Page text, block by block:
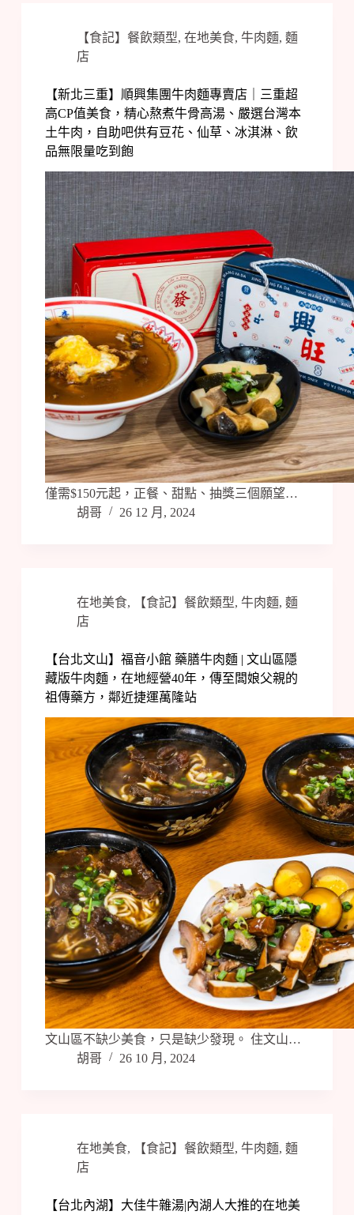
【食記】餐飲類型, 在地美食, 牛肉麵, 麵
店
【新北三重】順興集團牛肉麵專賣店｜三重超
高CP值美食，精心熬煮牛骨高湯、嚴選台灣本
土牛肉，自助吧供有豆花、仙草、冰淇淋、飲
品無限量吃到飽
僅需$150元起，正餐、甜點、抽獎三個願望…
胡哥
26 12 月, 2024
在地美食, 【食記】餐飲類型, 牛肉麵, 麵
店
【台北文山】福音小館 藥膳牛肉麵 | 文山區隱
藏版牛肉麵，在地經營40年，傳至闆娘父親的
祖傳藥方，鄰近捷運萬隆站
文山區不缺少美食，只是缺少發現。 住文山…
胡哥
26 10 月, 2024
在地美食, 【食記】餐飲類型, 牛肉麵, 麵
店
【台北內湖】大佳牛雜湯|內湖人大推的在地美